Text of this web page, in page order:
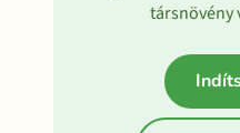
társnövény